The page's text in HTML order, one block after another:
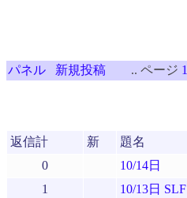
パネル 新規投稿 .. ページ 1
返信計
新
題名
0
10/14日
1
10/13日 SLF